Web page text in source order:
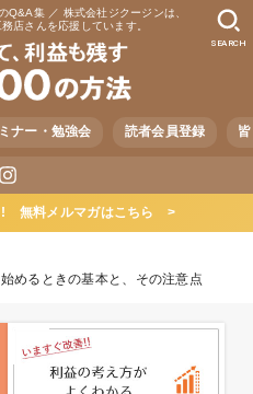
Q&A集 ／ 株式会社ジクージンは、
店さんを応援しています。
ナー・勉強会 読者会員登録
SEARCH
! 無料メルマガはこちら >
めるときの基本と、その注意点